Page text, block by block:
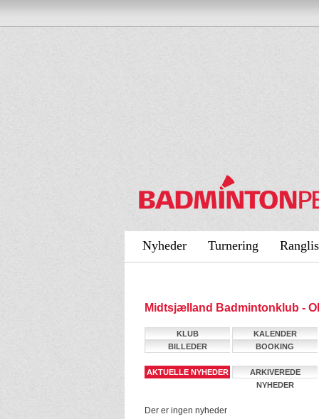
Nyheder Turnering
Midtsjælland Badmintonklub -
KLUB
KALENDER
BILLEDER
BOOKING
AKTUELLE NYHEDER
ARKIVEREDE
NYHEDER
Der er ingen nyheder